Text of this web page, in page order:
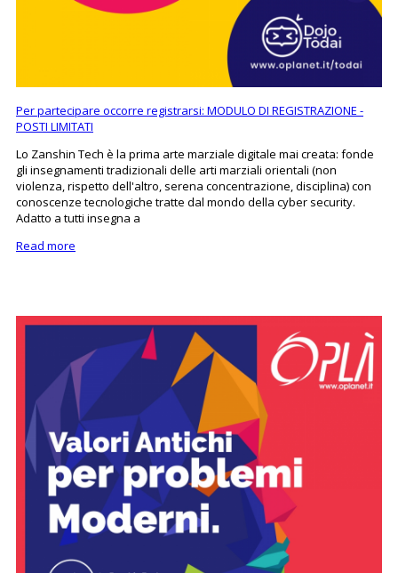
Per partecipare occorre registrarsi: MODULO DI REGISTRAZIONE -
POSTI LIMITATI
Lo Zanshin Tech è la prima arte marziale digitale mai creata: fonde
gli insegnamenti tradizionali delle arti marziali orientali (non
violenza, rispetto dell'altro, serena concentrazione, disciplina) con
conoscenze tecnologiche tratte dal mondo della cyber security.
Adatto a tutti insegna a
Read more